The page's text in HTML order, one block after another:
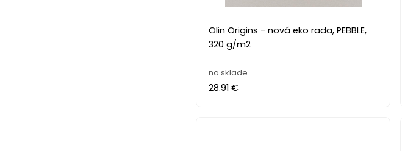
Olin Origins - nová eko rada, PEBBLE,
320 g/m2
na sklade
28.91 €